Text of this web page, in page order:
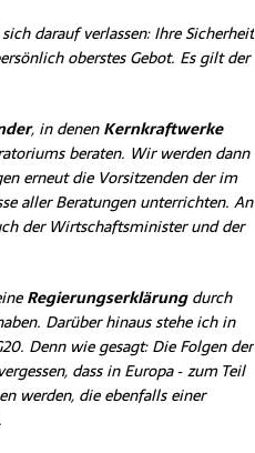
darauf verlassen: Ihre Sicherheit
oberstes Gebot. Es gilt der
, in denenKernkraftwerke
beraten. Wir werden dann
erneut die Vorsitzenden der im
aller Beratungen unterrichten. An
der Wirtschaftsminister und der
Regierungserklärungdurch
Darüber hinaus stehe ich in
Denn wie gesagt: Die Folgen der
dass in Europa ‑ zum Teil
werden, die ebenfalls einer